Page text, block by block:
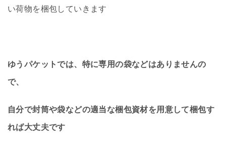
い荷物を梱包していきます
ゆうパケットでは、特に専用の袋などはありませんの
で、
自分で封筒や袋などの適当な梱包資材を用意して梱包す
れば大丈夫です